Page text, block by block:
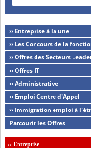
›› Entreprise à la une
›› Les Concours de la
›› Offres des Secteurs
›› Offres IT
›› Administrative
›› Emploi Centre d'Appel
›› Immigration emploi à
Parcourir les Offres
››Entreprise